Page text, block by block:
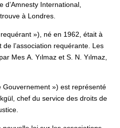
d’Amnesty International,
à Londres.
»), né en 1962, était à
de l’association requérante. Les
Mes A. Yılmaz et S. N. Yılmaz,
») est représenté
chef du service des droits de